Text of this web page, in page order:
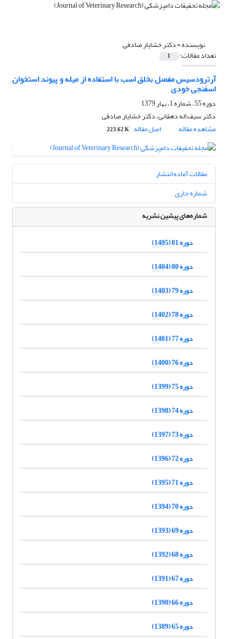
نویسنده =دکتر خشایار صادقی
تعداد مقالات: 1
آرترودسیس مفصل بخلق اسب با استفاده از میله و پیوند استخوان
اسفنجی خودی
دوره 55، شماره 1، بهار 1379
دکتر سیف اله دهقانی، دکتر خشایار صادقی
مشاهده مقاله
اصل مقاله 223.62 K
مقالات آماده انتشار
شماره جاری
شماره‌های پیشین نشریه
دوره 81 (1405)
دوره 80 (1404)
دوره 79 (1403)
دوره 78 (1402)
دوره 77 (1401)
دوره 76 (1400)
دوره 75 (1399)
دوره 74 (1398)
دوره 73 (1397)
دوره 72 (1396)
دوره 71 (1395)
دوره 70 (1394)
دوره 69 (1393)
دوره 68 (1392)
دوره 67 (1391)
دوره 66 (1390)
دوره 65 (1389)